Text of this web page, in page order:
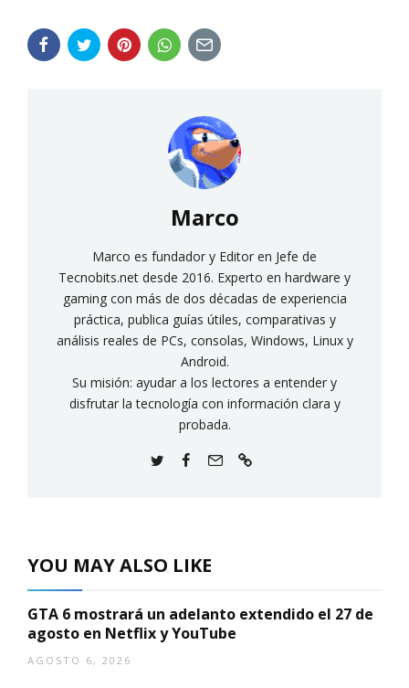
Marco
Marco es fundador y Editor en Jefe de
Tecnobits.net desde 2016. Experto en hardware y
gaming con más de dos décadas de experiencia
práctica, publica guías útiles, comparativas y
análisis reales de PCs, consolas, Windows, Linux y
Android.
Su misión: ayudar a los lectores a entender y
disfrutar la tecnología con información clara y
probada.
YOU MAY ALSO LIKE
GTA 6 mostrará un adelanto extendido el 27 de
agosto en Netflix y YouTube
AGOSTO 6, 2026